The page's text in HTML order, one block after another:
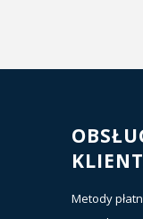
Metody